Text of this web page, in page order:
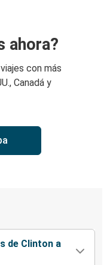
ahora?
con más
Canadá y
de Clinton a